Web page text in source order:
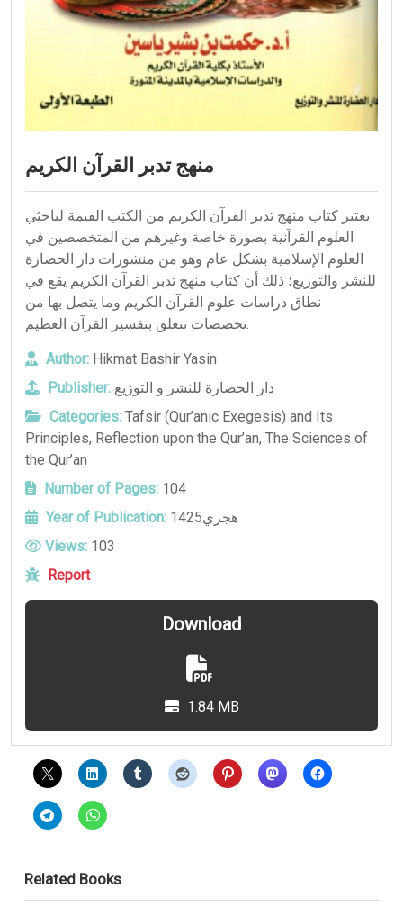
منهج تدبر القرآن الكريم
يعتبر كتاب منهج تدبر القرآن الكريم من الكتب القيمة لباحثي
العلوم القرآنية بصورة خاصة وغيرهم من المتخصصين في
العلوم الإسلامية بشكل عام وهو من منشورات دار الحضارة
للنشر والتوزيع؛ ذلك أن كتاب منهج تدبر القرآن الكريم يقع في
نطاق دراسات علوم القرآن الكريم وما يتصل بها من
تخصصات تتعلق بتفسير القرآن العظيم.
Author: Hikmat Bashir Yasin
Publisher: دار الحضارة للنشر و التوزيع
Categories: Tafsir (Qur’anic Exegesis) and Its
Principles, Reflection upon the Qur’an, The Sciences of
the Qur’an
Number of Pages: 104
Year of Publication:
1425هجري
Views: 103
Report
Download
1.84 MB
Related Books